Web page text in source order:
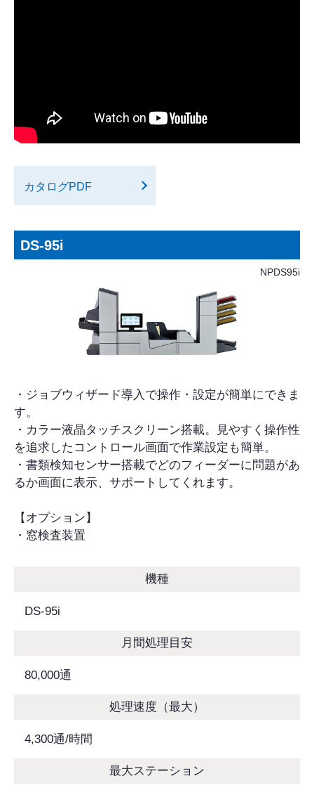
カタログPDF
DS-95i
NPDS95i
・ジョブウィザード導入で操作・設定が簡単にできま
す。
・カラー液晶タッチスクリーン搭載。見やすく操作性
を追求したコントロール画面で作業設定も簡単。
・書類検知センサー搭載でどのフィーダーに問題があ
るか画面に表示、サポートしてくれます。
【オプション】
・窓検査装置
機種
DS-95i
月間処理目安
80,000通
処理速度（最大）
4,300通/時間
最大ステーション